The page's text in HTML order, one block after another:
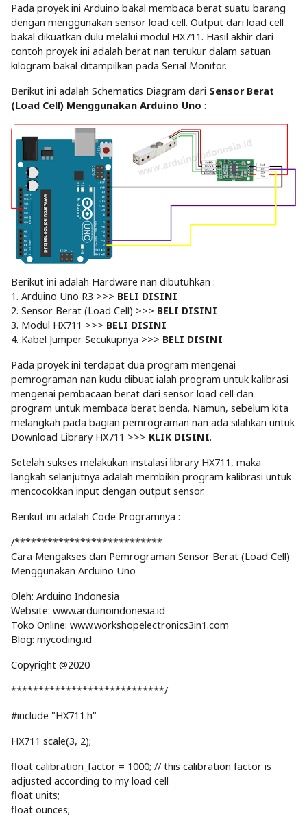
Pada proyek ini Arduino bakal membaca berat suatu barang
dengan menggunakan sensor load cell. Output dari load cell
bakal dikuatkan dulu melalui modul HX711. Hasil akhir dari
contoh proyek ini adalah berat nan terukur dalam satuan
kilogram bakal ditampilkan pada Serial Monitor.
Berikut ini adalah Schematics Diagram dari Sensor Berat
(Load Cell) Menggunakan Arduino Uno :
Berikut ini adalah Hardware nan dibutuhkan :
1. Arduino Uno R3 >>> BELI DISINI
2. Sensor Berat (Load Cell) >>> BELI DISINI
3. Modul HX711 >>> BELI DISINI
4. Kabel Jumper Secukupnya >>> BELI DISINI
Pada proyek ini terdapat dua program mengenai
pemrograman nan kudu dibuat ialah program untuk kalibrasi
mengenai pembacaan berat dari sensor load cell dan
program untuk membaca berat benda. Namun, sebelum kita
melangkah pada bagian pemrograman nan ada silahkan untuk
Download Library HX711 >>> KLIK DISINI.
Setelah sukses melakukan instalasi library HX711, maka
langkah selanjutnya adalah membikin program kalibrasi untuk
mencocokkan input dengan output sensor.
Berikut ini adalah Code Programnya :
/***************************
Cara Mengakses dan Pemrograman Sensor Berat (Load Cell)
Menggunakan Arduino Uno
Oleh: Arduino Indonesia
Website: www.arduinoindonesia.id
Toko Online: www.workshopelectronics3in1.com
Blog: mycoding.id
Copyright @2020
****************************/
#include "HX711.h"
HX711 scale(3, 2);
float calibration_factor = 1000; // this calibration factor is
adjusted according to my load cell
float units;
float ounces;